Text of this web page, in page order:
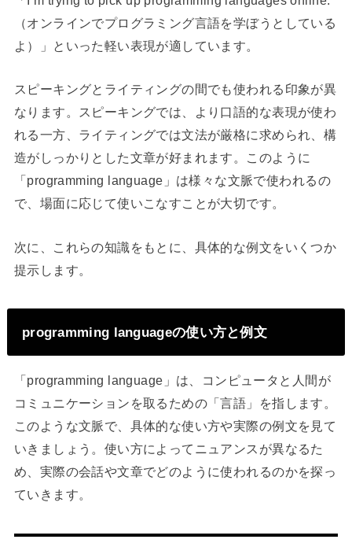
（オンラインでプログラミング言語を学ぼうとしている
よ）」といった軽い表現が適しています。
スピーキングとライティングの間でも使われる印象が異
なります。スピーキングでは、より口語的な表現が使わ
れる一方、ライティングでは文法が厳格に求められ、構
造がしっかりとした文章が好まれます。このように
「programming language」は様々な文脈で使われるの
で、場面に応じて使いこなすことが大切です。
次に、これらの知識をもとに、具体的な例文をいくつか
提示します。
programming languageの使い方と例文
「programming language」は、コンピュータと人間が
コミュニケーションを取るための「言語」を指します。
このような文脈で、具体的な使い方や実際の例文を見て
いきましょう。使い方によってニュアンスが異なるた
め、実際の会話や文章でどのように使われるのかを探っ
ていきます。